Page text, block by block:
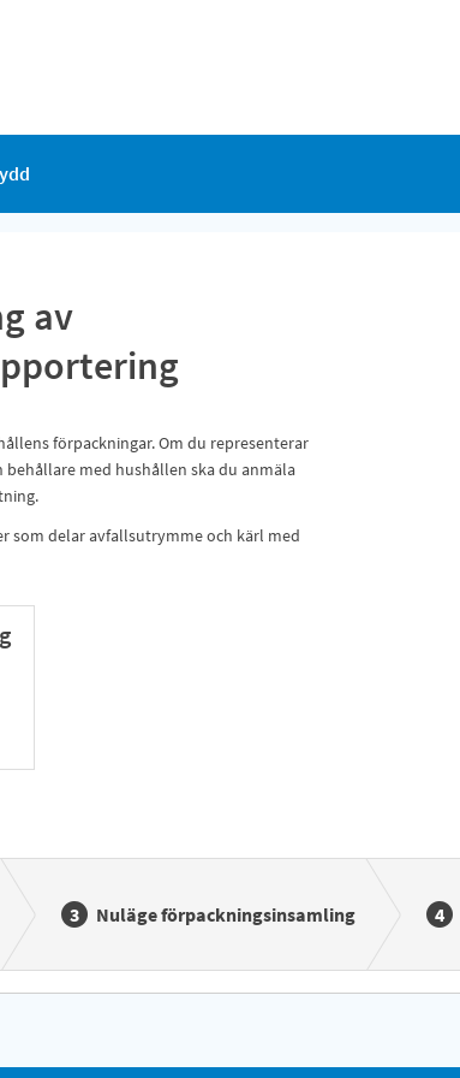
av
förpackningar. Om du representerar
med hushållen ska du anmäla
som delar avfallsutrymme och kärl med
Nuläge förpackningsinsamling